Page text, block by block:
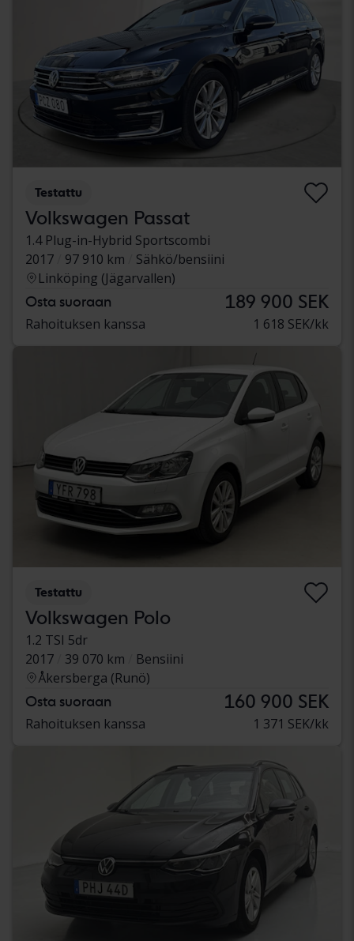
Testattu
Volkswagen Passat
1.4 Plug-in-Hybrid Sportscombi
2017
97 910 km
Sähkö/bensiini
Linköping (Jägarvallen)
Osta suoraan 189 900 SEK
Rahoituksen kanssa 1 618 SEK/kk
Testattu
Volkswagen Polo
1.2 TSI 5dr
2017
39 070 km
Bensiini
Åkersberga (Runö)
Osta suoraan 160 900 SEK
Rahoituksen kanssa 1 371 SEK/kk